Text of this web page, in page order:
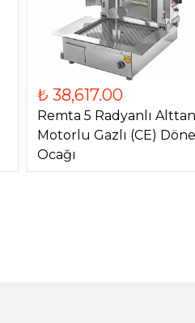
₺ 38,617.00
Remta 5 Radyanlı Alttan
Motorlu Gazlı (CE)
Ocağı